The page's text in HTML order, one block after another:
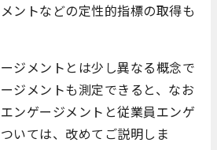
ントなどの定性的指標の取得も
ジメントとは少し異なる概念で
ジメントも測定できると、なお
ンゲージメントと従業員エンゲ
いては、改めてご説明しま